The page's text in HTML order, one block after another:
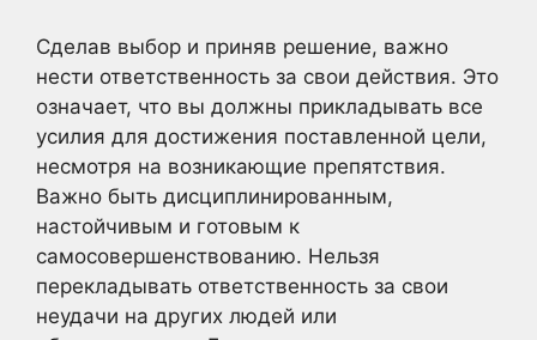
Сделав выбор и приняв решение, важно
нести ответственность за свои действия. Это
означает, что вы должны прикладывать все
усилия для достижения поставленной цели,
несмотря на возникающие препятствия.
Важно быть дисциплинированным,
настойчивым и готовым к
самосовершенствованию. Нельзя
перекладывать ответственность за свои
неудачи на других людей или